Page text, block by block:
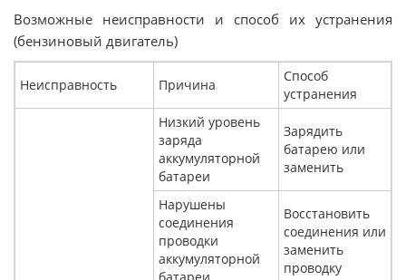
Возможные неисправности и способ их устранения
(бензиновый двигатель)
Неисправность Причина
Способ
устранения
Низкий уровень
заряда
аккумуляторной
батареи
Зарядить
батарею или
заменить
Нарушены
соединения
проводки
аккумуляторной
Восстановить
соединения или
заменить
проводку